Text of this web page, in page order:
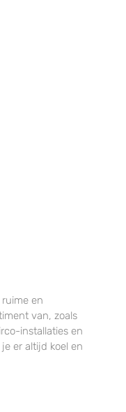
en
van, zoals
installaties en
er altijd koel en